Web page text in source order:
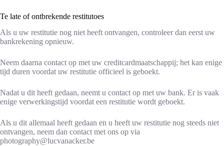
Te late of ontbrekende restitutoes
Als u uw restitutie nog niet heeft ontvangen, controleer dan eerst uw
bankrekening opnieuw.
Neem daarna contact op met uw creditcardmaatschappij; het kan enige
tijd duren voordat uw restitutie officieel is geboekt.
Nadat u dit heeft gedaan, neemt u contact op met uw bank. Er is vaak
enige verwerkingstijd voordat een restitutie wordt geboekt.
Als u dit allemaal heeft gedaan en u heeft uw restitutie nog steeds niet
ontvangen, neem dan contact met ons op via
photography@lucvanacker.be